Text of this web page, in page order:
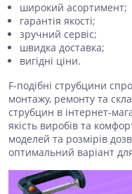
широкий асортимент;
гарантія якості;
зручний сервіс;
швидка доставка;
вигідні ціни.
F-подібні струбцини
монтажу, ремонту та
струбцин в інтернет-
якість виробів та
моделей та розмірів
оптимальний варіант